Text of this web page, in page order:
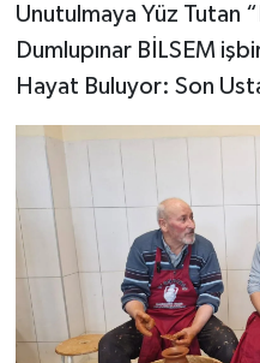
Unutulmaya Yüz Tutan
Dumlupınar BİLSEM
Hayat Buluyor: Son